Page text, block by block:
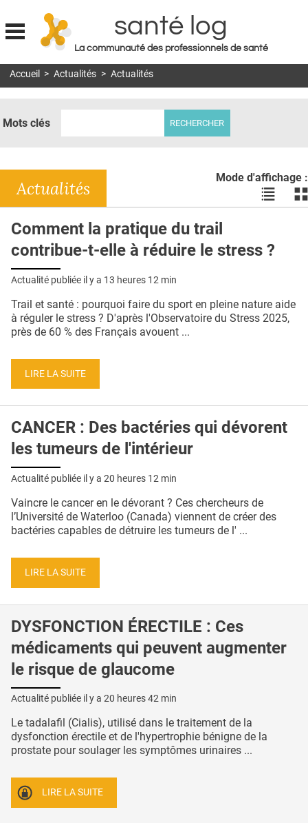
Jump to navigation
santé log
La communauté des professionnels de santé
MON COMPTE
DOSSIERS
RÉSEAUX
E-REVUE SAD
QUI SOMMES-NOUS ?
CONDITIONS GÉNÉRALES
CRÉDITS
Accueil > Actualités > Actualités
Mots clés
Mode d'affichage :
Voir
les
liste
les
Actualités
Comment la pratique du trail
contribue-t-elle à réduire le stress ?
Actualité publiée il y a 13 heures 12 min
Trail et santé : pourquoi faire du sport en pleine nature aide
à réguler le stress ? D'après l'Observatoire du Stress 2025,
près de 60 % des Français avouent ...
LIRE LA SUITE
CANCER : Des bactéries qui dévorent
les tumeurs de l'intérieur
Actualité publiée il y a 20 heures 12 min
Vaincre le cancer en le dévorant ? Ces chercheurs de
l’Université de Waterloo (Canada) viennent de créer des
bactéries capables de détruire les tumeurs de l' ...
LIRE LA SUITE
DYSFONCTION ÉRECTILE : Ces
médicaments qui peuvent augmenter
le risque de glaucome
Actualité publiée il y a 20 heures 42 min
Le tadalafil (Cialis), utilisé dans le traitement de la
dysfonction érectile et de l'hypertrophie bénigne de la
prostate pour soulager les symptômes urinaires ...
LIRE LA SUITE